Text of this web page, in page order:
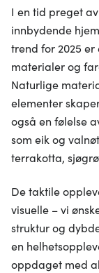
I en tid preget
innbydende
trend for 2025
materialer og
Naturlige
elementer
også en følelse
som eik og
terrakotta,
De taktile
visuelle – vi
struktur og
en
oppdaget med